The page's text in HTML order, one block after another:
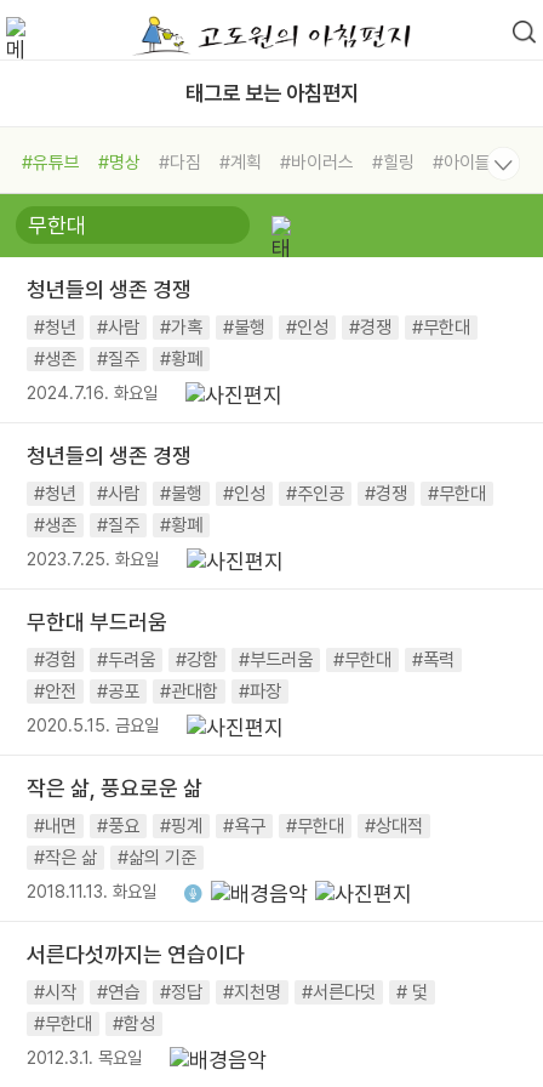
태그로 보는 아침편지
#유튜브 #명상 #다짐 #계획 #바이러스 #힐링
#아이들
#비전캠프
#독서캠프 #삶
#희망
#나눔 #친구 #링컨학교
#독서
#건강 #면역력
청년들의 생존 경쟁
#청년 #사람 #가혹 #불행 #인성 #경쟁
#무한대
#생존
#질주 #황폐
2024.7.16. 화요일
청년들의 생존 경쟁
#청년 #사람 #불행 #인성 #주인공 #경쟁
#무한대
#생존
#질주 #황폐
2023.7.25. 화요일
무한대 부드러움
#경험 #두려움 #강함 #부드러움 #무한대
#폭력
#안전
#공포 #관대함 #파장
2020.5.15. 금요일
작은 삶, 풍요로운 삶
#내면 #풍요 #핑계 #욕구 #무한대
#상대적
#작은 삶
#삶의 기준
2018.11.13. 화요일
서른다섯까지는 연습이다
#시작 #연습 #정답 #지천명 #서른다덧
# 덫
#무한대
#함성
2012.3.1. 목요일